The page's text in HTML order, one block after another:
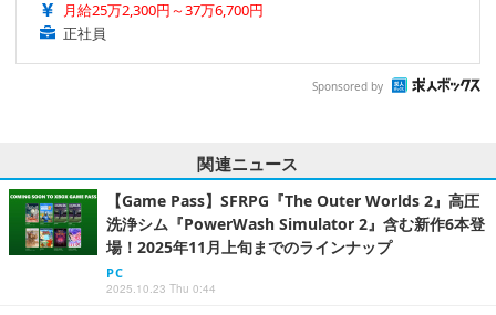
月給25万2,300円～37万6,700円
正社員
Sponsored by
関連ニュース
【Game Pass】SFRPG『The Outer Worlds 2』高圧
洗浄シム『PowerWash Simulator 2』含む新作6本登
場！2025年11月上旬までのラインナップ
PC
2025.10.23 Thu 0:44